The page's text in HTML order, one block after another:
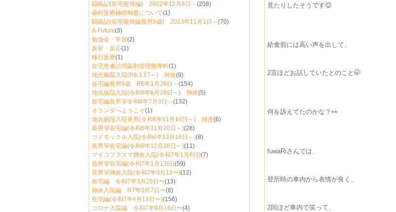
闘病記(在宅復帰編) 2022年12月8日～(208)
産科医療補償制度について(1)
闘病記(在宅復帰編長男9歳) 2023年11月1日～(70)
A-Future(3)
勉強会・学習(2)
反射・反応(1)
移行医療(1)
在宅患者訪問薬剤管理指導料(1)
地元病院入院(R6.1.17～) 肺炎(9)
在宅編長男9歳 R6年1月26日～(154)
地元病院入院(令和6年6月28日～) 肺炎(5)
在宅編長男🐻令和6年7月3日～(132)
オランダへようこそ(1)
地元病院入院長男(令和6年11月14日～) 肺炎(6)
長男🐻在宅編(令和6年11月20日～)(28)
コドモックル入院(令和6年12月18日～)(8)
長男🐻在宅編(令和6年12月26日～)(11)
マイコプラズマ肺炎入院(令和7年1月6日)(7)
長男🐻在宅編(令和7年1月13日)(59)
長男🐻肺炎入院(令和7年3月13〜)(12)
在宅編 令和7年3月25日〜(13)
肺炎入院編 R7年3月7日〜(6)
在宅編(令和7年4月13日〜)(156)
コロナ入院編 令和7年9月16日〜(4)
見たりしたそうです😊
給食前には高い声を出して、
2言ほどお話していたとのこと🤭
何を訴えてたのかな？👀
fuwaRiさんでは、
登所時の車内から表情が良く、
2回ほど車内で笑って、